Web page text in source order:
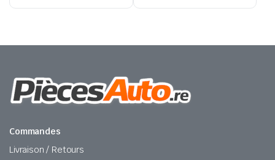
Commandes
Livraison / Retours